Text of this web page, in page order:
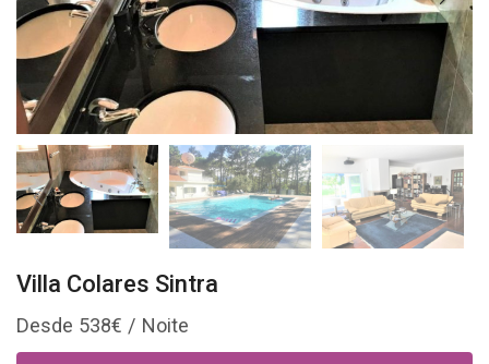
Villa Colares Sintra
538€